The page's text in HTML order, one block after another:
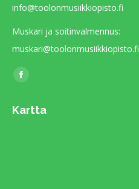
info@toolonmusiikkiopisto.fi
Muskari ja soitinvalmennus:
muskari@toolonmusiikkiopisto.fi
Find us on:
Facebook
opens
Kartta